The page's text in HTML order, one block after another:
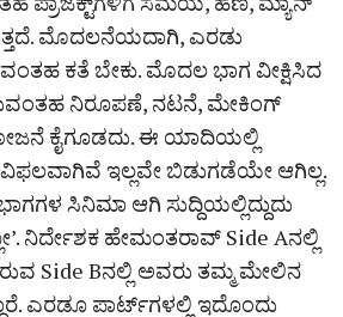
ಮೊದಲನೆಯದಾಗಿ, ಎರಡು
ಕತೆ ಬೇಕು. ಮೊದಲ ಭಾಗ ವೀಕ್ಷಿಸಿದ
ನಿರೂಪಣೆ, ನಟನೆ, ಮೇಕಿಂಗ್‌
ಕೈಗೂಡದು. ಈ ಯಾದಿಯಲ್ಲಿ
ಇಲ್ಲವೇ ಬಿಡುಗಡೆಯೇ ಆಗಿಲ್ಲ.
ಸಿನಿಮಾ ಆಗಿ ಸುದ್ದಿಯಲ್ಲಿದ್ದುದು
ನಿರ್ದೇಶಕ ಹೇಮಂತರಾವ್‌ Side Aನಲ್ಲಿ
Side Bನಲ್ಲಿ ಅವರು ತಮ್ಮ ಮೇಲಿನ
ಎರಡೂ ಪಾರ್ಟ್‌ಗಳಲ್ಲಿ ಇದೊಂದು